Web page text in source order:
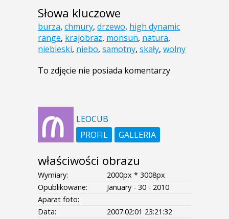
Słowa kluczowe
burza, chmury, drzewo, high dynamic
range, krajobraz, monsun, natura,
niebieski, niebo, samotny, skały, wolny
To zdjęcie nie posiada komentarzy
LEOCUB
PROFIL
GALLERIA
właściwości obrazu
Wymiary:
2000px * 3008px
Opublikowane:
January - 30 - 2010
Aparat foto:
Data:
2007:02:01 23:21:32